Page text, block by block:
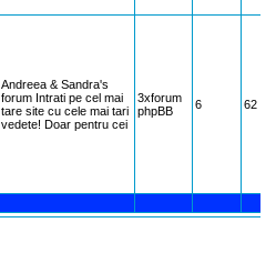
Andreea & Sandra's
forum Intrati pe cel mai
tare site cu cele mai tari
vedete! Doar pentru cei
3xforum
phpBB
6 62